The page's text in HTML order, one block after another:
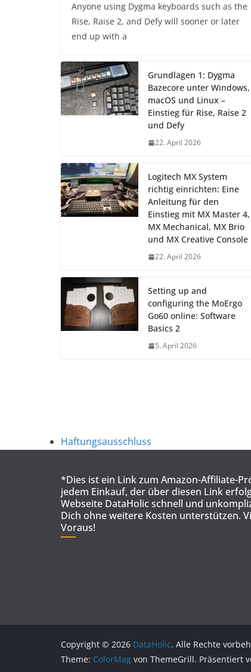
Anyone using Dygma keyboards such as the
Rise, Raise 2, and Defy will sooner or later
end up with a
Grundlagen 1: Dygma
Bazecore unter Windows,
macOS und Linux –
Einstieg für Rise, Raise 2
und Defy
22. April 2026
Logitech MX System
richtig einrichten: Eine
Anleitung für den
Einstieg mit MX Master 4,
MX Mechanical, MX Brio
und MX Creative Console
22. April 2026
Setting up and
configuring the MoErgo
Go60 online: Software
Basics 2
5. April 2026
Haftungsausschluss
*Dies ist ein Link zum Amazon-Affiliate-
jedem Einkauf, der über diesen Link
Webseite DataHolic schnell und
Dich ohne weitere Kosten unterstützen.
Voraus!
Copyright © 2026 DataHolic. Alle Rechte
Theme: ColorMag von ThemeGrill. Präsentiert